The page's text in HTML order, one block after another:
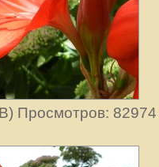
Просмотров: 82974